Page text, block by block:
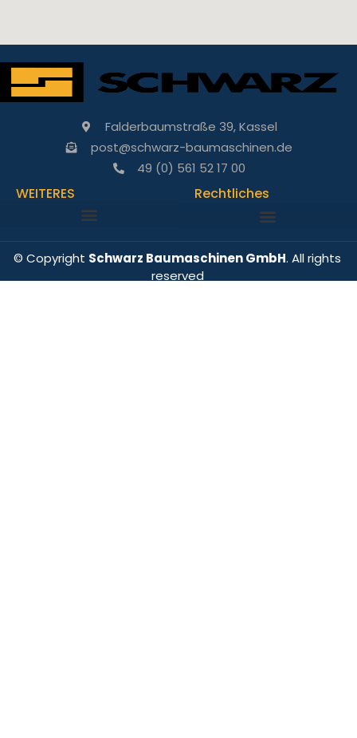
Falderbaumstraße 39, Kassel
post@schwarz-baumaschinen.de
49 (0) 561 52 17 00
WEITERES Rechtliches
© Copyright Schwarz Baumaschinen GmbH. All rights
reserved